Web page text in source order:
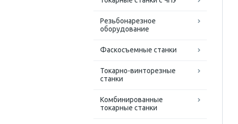
Резьбонарезное
оборудование
Фаскосъемные станки
Токарно-винторезные
станки
Комбинированные
токарные станки